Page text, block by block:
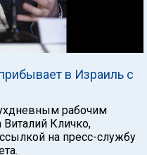
в Израиль с
рабочим
Кличко,
на пресс-службу